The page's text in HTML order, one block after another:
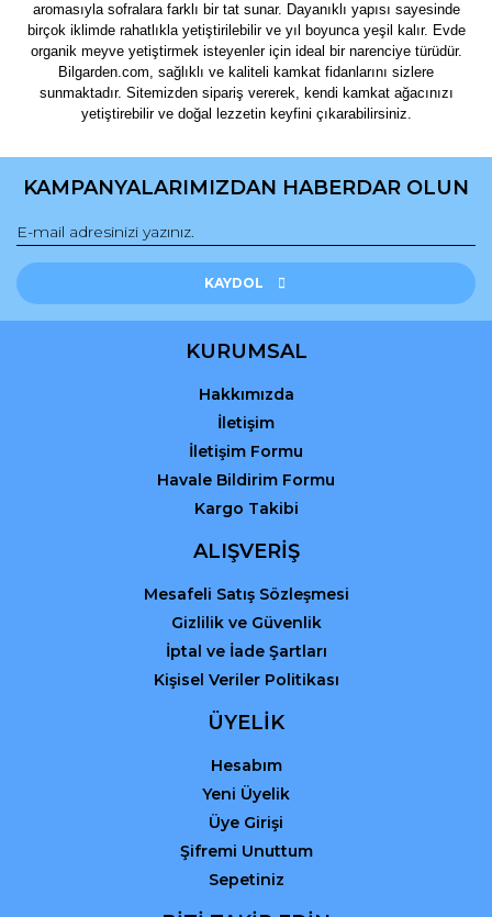
aromasıyla sofralara farklı bir tat sunar. Dayanıklı yapısı sayesinde
birçok iklimde rahatlıkla yetiştirilebilir ve yıl boyunca yeşil kalır. Evde
organik meyve yetiştirmek isteyenler için ideal bir narenciye türüdür.
Bilgarden.com, sağlıklı ve kaliteli kamkat fidanlarını sizlere
sunmaktadır. Sitemizden sipariş vererek, kendi kamkat ağacınızı
yetiştirebilir ve doğal lezzetin keyfini çıkarabilirsiniz.
KAMPANYALARIMIZDAN HABERDAR OLUN
KAYDOL
KURUMSAL
Hakkımızda
İletişim
İletişim Formu
Havale Bildirim Formu
Kargo Takibi
ALIŞVERİŞ
Mesafeli Satış Sözleşmesi
Gizlilik ve Güvenlik
İptal ve İade Şartları
Kişisel Veriler Politikası
ÜYELİK
Hesabım
Yeni Üyelik
Üye Girişi
Şifremi Unuttum
Sepetiniz